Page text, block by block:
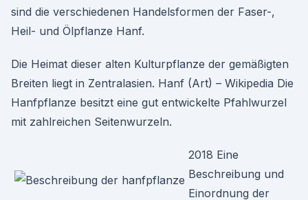
sind die verschiedenen Handelsformen der Faser-,
Heil- und Ölpflanze Hanf.
Die Heimat dieser alten Kulturpflanze der gemäßigten
Breiten liegt in Zentralasien. Hanf (Art) – Wikipedia Die
Hanfpflanze besitzt eine gut entwickelte Pfahlwurzel
mit zahlreichen Seitenwurzeln.
2018 Eine
Beschreibung und
Einordnung der